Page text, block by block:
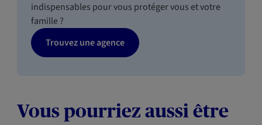
indispensables pour vous protéger vous et votre
famille ?
Trouvez une agence
Vous pourriez aussi être